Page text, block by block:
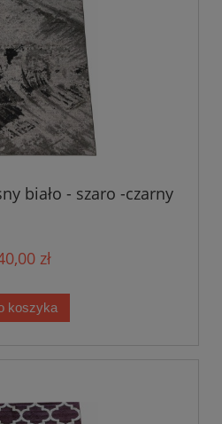
biało - szaro -czarny
zł
koszyka